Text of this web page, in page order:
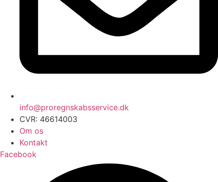
info@proregnskabsservice.dk
CVR: 46614003
Om os
Kontakt
Facebook